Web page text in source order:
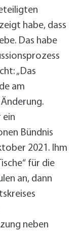
habe, dass
Das habe
„Das
am
ein
Bündnis
2021. Ihm
für die
an, dann
neben